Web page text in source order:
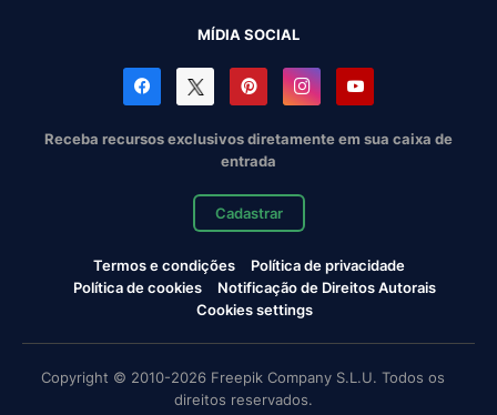
MÍDIA SOCIAL
Receba recursos exclusivos diretamente em sua caixa de
entrada
Cadastrar
Termos e condições
Política de privacidade
Política de cookies
Notificação de Direitos Autorais
Cookies settings
Copyright © 2010-2026 Freepik Company S.L.U. Todos os
direitos reservados.